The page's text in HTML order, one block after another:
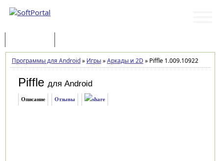
Программы для Android» Игры»Аркады и 2D »Piffle 1.009.10922
Piffle для Android
Описание Отзывы